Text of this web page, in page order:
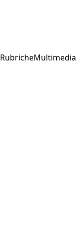
RubricheMultimedia